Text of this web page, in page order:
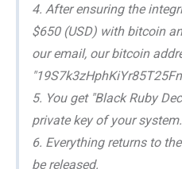
4. After ensuring the
$650 (USD) with bitcoin
our email, our bitcoin
5. You get "Black Ruby
private key of your system.
6. Everything returns to
be released.